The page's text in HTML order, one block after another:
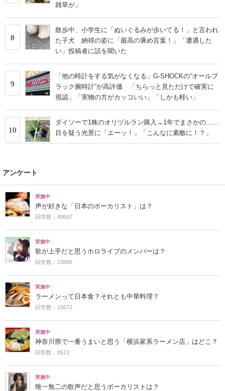
雑草が」
8
散歩中、小学生に「ぬいぐるみが歩いてる！」と言われ
た子犬 納得の姿に「最高の褒め言葉！」「遭遇した
い」投稿者に話を聞いた
9
「他の時計をする気がなくなる」G-SHOCKの“オールブ
ラック腕時計”が高評価 「ちらっと見ただけで確実に
視認」「実物の方がカッコいい」「しかも軽い」
10
ダイソーで1株のオリヅルラン購入→1年でまさかの……
目を疑う光景に「エーッ！」「こんなに素敵に！？」
アンケート
実施中
声が好きな「日本のボーカリスト」は？
回答数：49567
実施中
歌が上手だと思うホロライブのメンバーは？
回答数：23896
実施中
ラーメンって日本食？それとも中華料理？
回答数：19672
実施中
神奈川県で一番うまいと思う「横浜家系ラーメン店」はどこ？
回答数：8513
実施中
唯一無二の歌声だと思うボーカリストは？